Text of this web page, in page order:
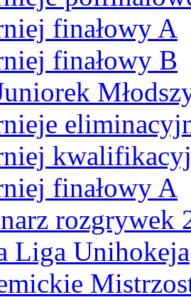
finałowy A
finałowy B
finałowy A
rozgrywek
Liga Unihokeja